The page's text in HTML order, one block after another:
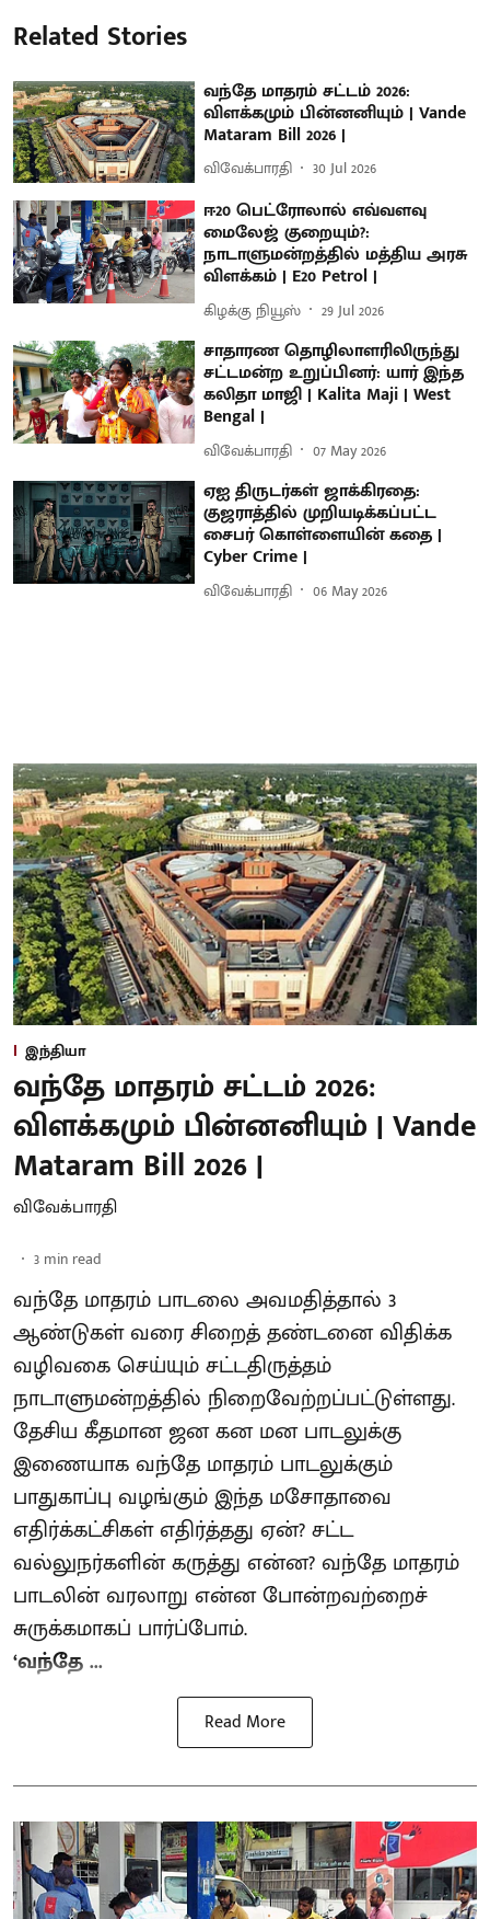
Related Stories
வந்தே மாதரம் சட்டம் 2026:
விளக்கமும் பின்னனியும் | Vande
Mataram Bill 2026 |
விவேக்பாரதி 30 Jul 2026
ஈ20 பெட்ரோலால் எவ்வளவு
மைலேஜ் குறையும்?:
நாடாளுமன்றத்தில் மத்திய அரசு
விளக்கம் | E20 Petrol |
கிழக்கு நியூஸ் 29 Jul 2026
சாதாரண தொழிலாளரிலிருந்து
சட்டமன்ற உறுப்பினர்: யார் இந்த
கலிதா மாஜி | Kalita Maji | West
Bengal |
விவேக்பாரதி 07 May 2026
ஏஐ திருடர்கள் ஜாக்கிரதை:
குஜராத்தில் முறியடிக்கப்பட்ட
சைபர் கொள்ளையின் கதை |
Cyber Crime |
விவேக்பாரதி 06 May 2026
இந்தியா
வந்தே மாதரம் சட்டம் 2026:
விளக்கமும் பின்னனியும் | Vande
Mataram Bill 2026 |
விவேக்பாரதி
3 min read
வந்தே மாதரம் பாடலை அவமதித்தால் 3
ஆண்டுகள் வரை சிறைத் தண்டனை விதிக்க
வழிவகை செய்யும் சட்டதிருத்தம்
நாடாளுமன்றத்தில் நிறைவேற்றப்பட்டுள்ளது.
தேசிய கீதமான ஜன கன மன பாடலுக்கு
இணையாக வந்தே மாதரம் பாடலுக்கும்
பாதுகாப்பு வழங்கும் இந்த மசோதாவை
எதிர்க்கட்சிகள் எதிர்த்தது ஏன்? சட்ட
வல்லுநர்களின் கருத்து என்ன? வந்தே மாதரம்
பாடலின் வரலாறு என்ன போன்றவற்றைச்
சுருக்கமாகப் பார்ப்போம்.
‘வந்தே ...
Read More